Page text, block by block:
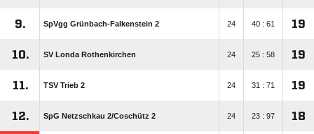
9. SpVgg Grünbach-Falkenstein 2 24 40 : 61 19
10. SV Londa Rothenkirchen 24 25 : 58 19
11. TSV Trieb 2 24 31 : 71 19
12. SpG Netzschkau 2/​Coschütz 2 24 23 : 97 18